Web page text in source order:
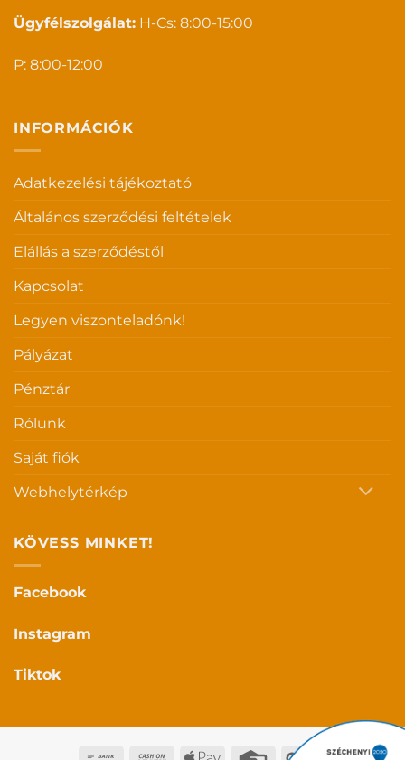
Ügyfélszolgálat: H-Cs: 8:00-15:00
P: 8:00-12:00
INFORMÁCIÓK
Adatkezelési tájékoztató
Általános szerződési feltételek
Elállás a szerződéstől
Kapcsolat
Legyen viszonteladónk!
Pályázat
Pénztár
Rólunk
Saját fiók
Webhelytérkép
KÖVESS MINKET!
Facebook
Instagram
Tiktok